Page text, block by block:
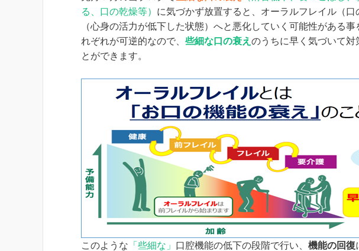
る、口の乾燥等） に気づかず放置すると、オーラルフレイル（
（心身の活力が低下した状態）へと悪化していく可能性がある
れぞれが可逆的なので、 些細な口の衰え のうちに早く気づいて対
とができます。
このような 「些細な」 口腔機能の低下の段階で行い、 機能の回復